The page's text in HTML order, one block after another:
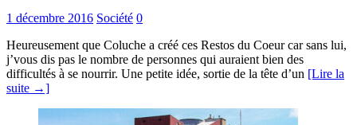
1 décembre 2016 Société 0
Heureusement que Coluche a créé ces Restos du Coeur car sans lui,
j’vous dis pas le nombre de personnes qui auraient bien des
difficultés à se nourrir. Une petite idée, sortie de la tête d’un [Lire la
suite →]